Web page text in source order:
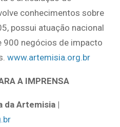
conhecimentos sobre
possui atuação nacional
900 negócios de impacto
www.artemisia.org.br
A IMPRENSA
da Artemisia |